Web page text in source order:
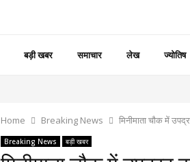
बड़ी खबर समाचार लेख ज्योतिष
Home Breaking News मिनीमाता चौक में
Breaking News बड़ी खबर